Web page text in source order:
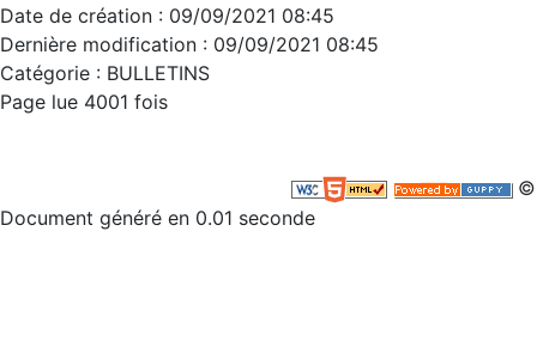
Date de création : 09/09/2021 08:45
Dernière modification : 09/09/2021 08:45
Catégorie : BULLETINS
Page lue 4001 fois
©
Document généré en 0.01 seconde